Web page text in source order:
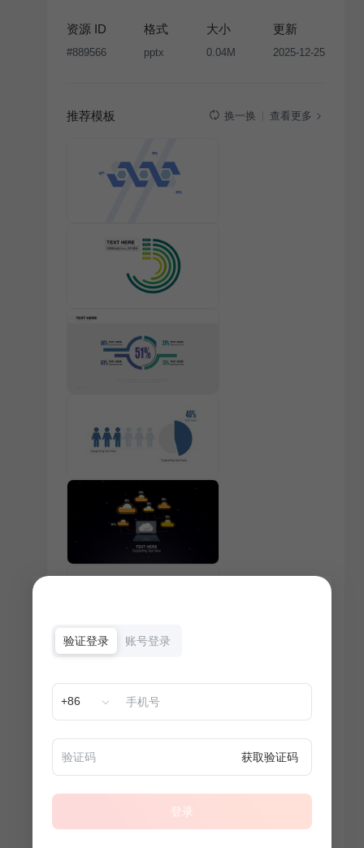
版权声明
条款，禁止任何形式的转让、出售或出租，未
经投权许可任何人不得擅自转载和分发，否则将接照我
资源 ID
#889566
格式
pptx
大小
0.04M
更新
2025-12-25
推荐模板 换一换 查看更多
验证登录 账号登录
+86
获取验证码
登录